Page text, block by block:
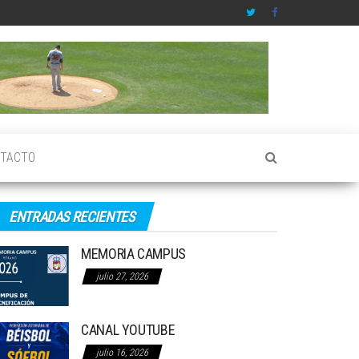
ENTRADAS RECIENTES
MEMORIA CAMPUS
julio 27, 2026
CANAL YOUTUBE
julio 16, 2026